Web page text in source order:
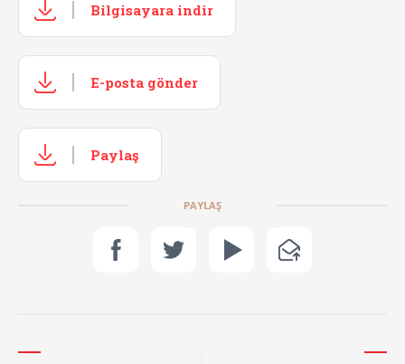
Bilgisayara indir
E-posta gönder
Paylaş
PAYLAŞ